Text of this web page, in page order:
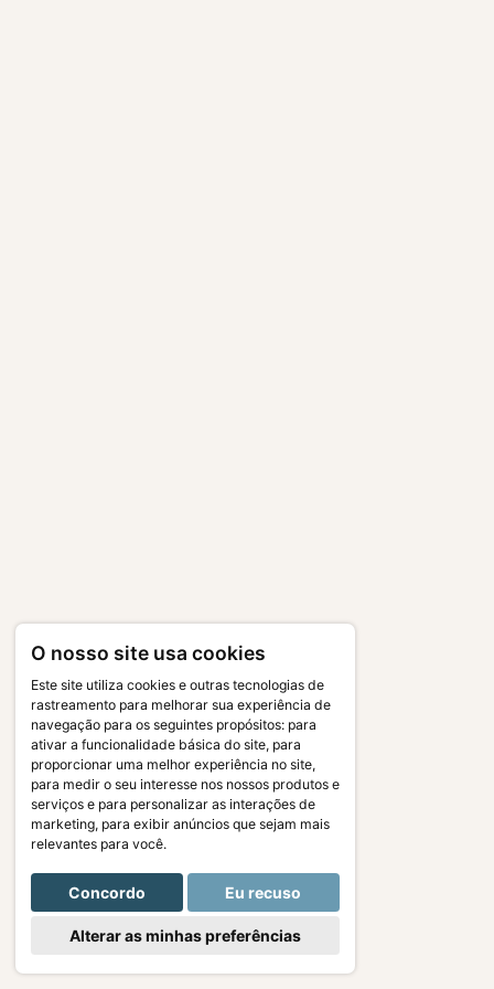
O nosso site usa cookies
Este site utiliza cookies e outras tecnologias de
rastreamento para melhorar sua experiência de
navegação para os seguintes propósitos: para
ativar a funcionalidade básica do site, para
proporcionar uma melhor experiência no site,
para medir o seu interesse nos nossos produtos e
serviços e para personalizar as interações de
marketing, para exibir anúncios que sejam mais
relevantes para você.
Concordo Eu recuso
Alterar as minhas preferências